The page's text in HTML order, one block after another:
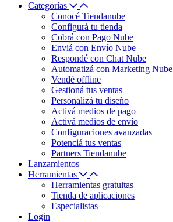
Categorías
Conocé Tiendanube
Configurá tu tienda
Cobrá con Pago Nube
Enviá con Envío Nube
Respondé con Chat Nube
Automatizá con Marketing Nube
Vendé offline
Gestioná tus ventas
Personalizá tu diseño
Activá medios de pago
Activá medios de envío
Configuraciones avanzadas
Potenciá tus ventas
Partners Tiendanube
Lanzamientos
Herramientas
Herramientas gratuitas
Tienda de aplicaciones
Especialistas
Login